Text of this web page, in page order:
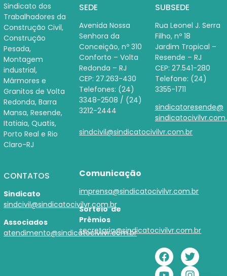
Sindicato dos
Trabalhadores da
Construção Civil,
Construção
Pesada,
Montagem
industrial,
Mármores e
Granitos de Volta
Redonda, Barra
Mansa, Resende,
Itatiaia, Quatis,
Porto Real e Rio
Claro-RJ
SEDE
Avenida Nossa
Senhora da
Conceição, nº 310
Conforto – Volta
Redonda – RJ
CEP: 27.263-430
Telefones: (24)
3348-2508 / (24)
3212-2444
sindcivil@sindicatocivilvr.com.br
SUBSEDE
Rua Leonel J. Serra
Filho, nº 18
Jardim Tropical –
Resende – RJ
CEP: 27.541-280
Telefone: (24)
3355-1711
sindicatoresende@
CONTATOS
Sindicato
sindcivil@sindicatocivilvr.com.br
Associados
atendimento@sindicatocivilvr.com.br
Comunicação
imprensa@sindicatocivilvr.com.br
Sorteio de
Prêmios
secretaria@sindicatocivilvr.com.br